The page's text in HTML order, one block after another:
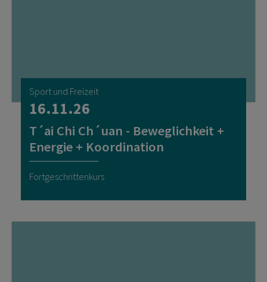
Sport und Freizeit
16.11.26
T´ai Chi Ch´uan - Beweglichkeit +
Energie + Koordination
Fortgeschrittenkurs